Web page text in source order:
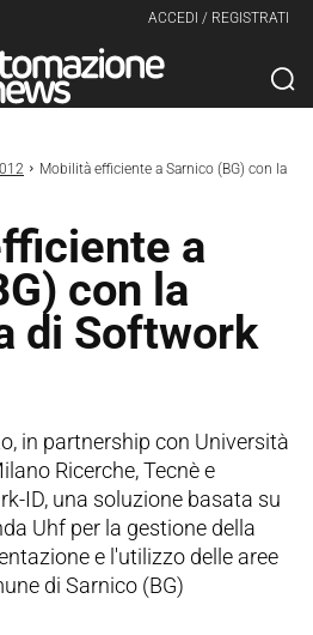
ACCEDI / REGISTRATI
Mobilità efficiente a Sarnico (BG) con la
a
con la
di Softwork
in partnership con Università
Ricerche, Tecnè e
ID, una soluzione basata su
Uhf per la gestione della
e l'utilizzo delle aree
di Sarnico (BG)